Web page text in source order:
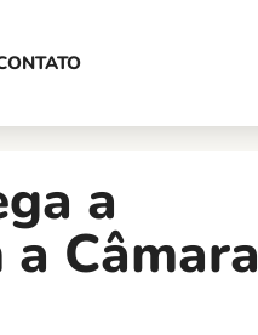
a
Câmara